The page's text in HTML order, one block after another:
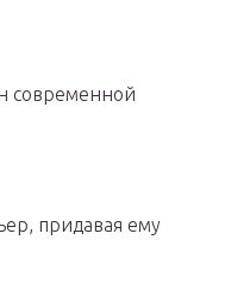
современной
придавая ему